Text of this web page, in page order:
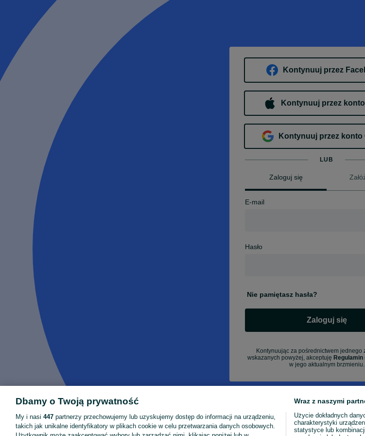
Kontynuuj przez
Kontynuuj przez
Kontynuuj przez konto
LUB
Zaloguj się
E-mail
Hasło
Nie pamiętasz hasła?
Zaloguj się
Kontynuując za pośrednictwem jednego
wskazanych powyżej, akceptuję
w jego aktualnym brzmieniu.
Dbamy o Twoją prywatność
My i nasi 447 partnerzy przechowujemy lub uzyskujemy dostęp do informacji na urządzeniu,
takich jak unikalne identyfikatory w plikach cookie w celu przetwarzania danych osobowych.
Wraz z naszymi
Użycie dokładnych
charakterystyki
statystyce lub